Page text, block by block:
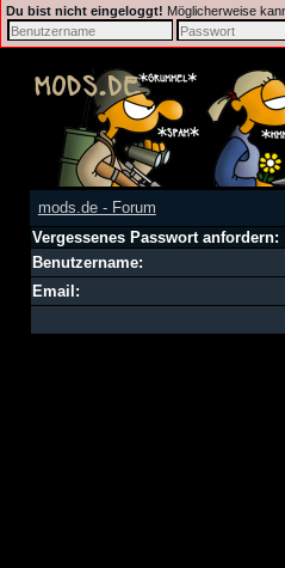
Du bist nicht eingeloggt! Möglicherweise
mods.de - Forum
Vergessenes Passwort anfordern:
Benutzername:
Email: